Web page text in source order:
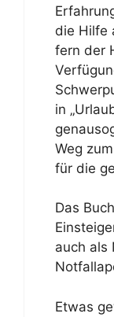
die Hilfe
fern der
in
Weg
für die
Das
auch als
Etwas